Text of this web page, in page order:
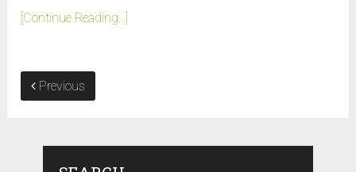
[Continue Reading...]
Previous